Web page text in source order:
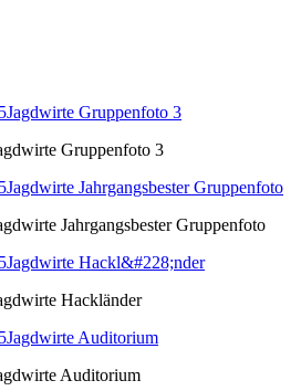
Gruppenfoto 3
Jahrgangsbester Gruppenfoto
Hackländer
Auditorium